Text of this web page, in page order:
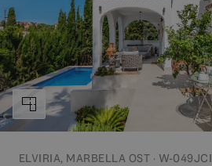
ELVIRIA, MARBELLA OST · W-049JCI